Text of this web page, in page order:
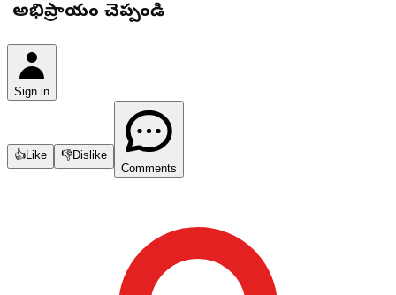
మీ అభిప్రాయం చెప్పండి
Sign in
👍Like 👎Dislike
Comments